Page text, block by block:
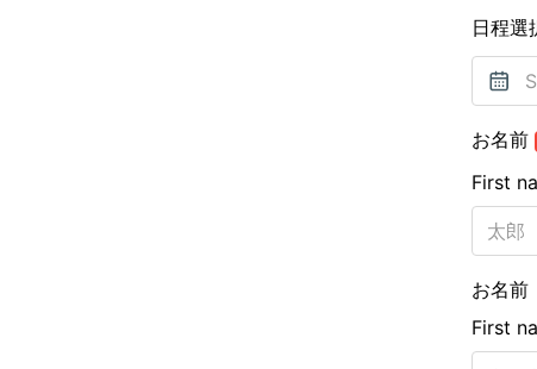
日程選
お名前
First
お名前
First